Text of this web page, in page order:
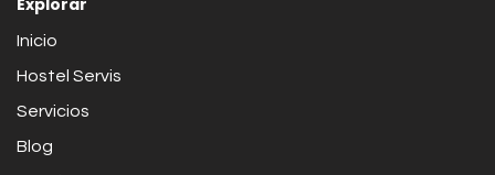
Explorar
Inicio
Hostel Servis
Servicios
Blog